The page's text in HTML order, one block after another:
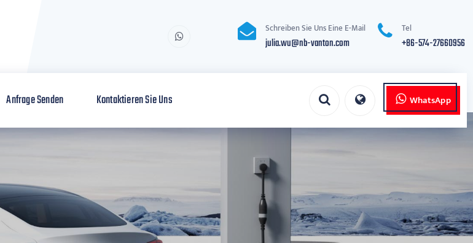
Schreiben Sie Uns Eine E-Mail
julia.wu@nb-vanton.com
Tel
+86-574-27660956
Anfrage Senden Kontaktieren Sie Uns WhatsApp